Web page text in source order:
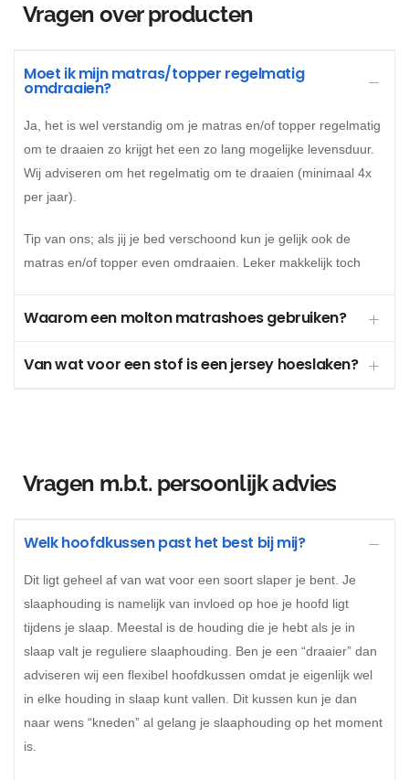
Vragen over producten
Moet ik mijn matras/topper regelmatig
omdraaien?
Ja, het is wel verstandig om je matras en/of topper regelmatig
om te draaien zo krijgt het een zo lang mogelijke levensduur.
Wij adviseren om het regelmatig om te draaien (minimaal 4x
per jaar).
Tip van ons; als jij je bed verschoond kun je gelijk ook de
matras en/of topper even omdraaien. Leker makkelijk toch
Waarom een molton matrashoes gebruiken?
Van wat voor een stof is een jersey hoeslaken?
Vragen m.b.t. persoonlijk advies
Welk hoofdkussen past het best bij mij?
Dit ligt geheel af van wat voor een soort slaper je bent. Je
slaaphouding is namelijk van invloed op hoe je hoofd ligt
tijdens je slaap. Meestal is de houding die je hebt als je in
slaap valt je reguliere slaaphouding. Ben je een “draaier” dan
adviseren wij een flexibel hoofdkussen omdat je eigenlijk wel
in elke houding in slaap kunt vallen. Dit kussen kun je dan
naar wens “kneden” al gelang je slaaphouding op het moment
is.